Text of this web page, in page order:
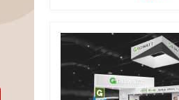
创意的